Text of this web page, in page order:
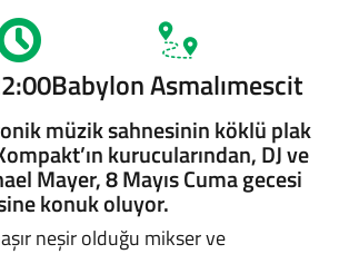
Babylon Asmalımescit
müzik sahnesinin köklü plak
kurucularından, DJ ve
Mayer, 8 Mayıs Cuma gecesi
konuk oluyor.
neşir olduğu mikser ve